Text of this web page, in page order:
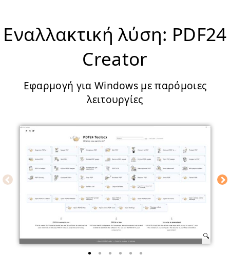
Εναλλακτική λύση: PDF24
Creator
Εφαρμογή για Windows με παρόμοιες
λειτουργίες